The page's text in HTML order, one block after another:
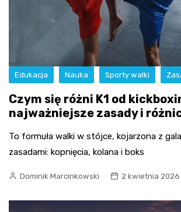
Edukacja Nauka Sporty walki
Czym się różni K1 od
najważniejsze zasady i
To formuła walki w stójce, kojarzona z
zasadami: kopnięcia, kolana i boks
Dominik Marcinkowski 2 kwietnia 2026